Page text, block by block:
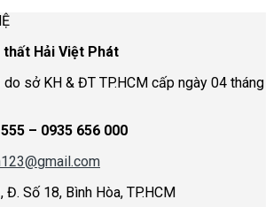
thất Hải Việt Phát
sở KH & ĐT TP.HCM cấp ngày 04 tháng
– 0935 656 000
Đ. Số 18, Bình Hòa, TP.HCM